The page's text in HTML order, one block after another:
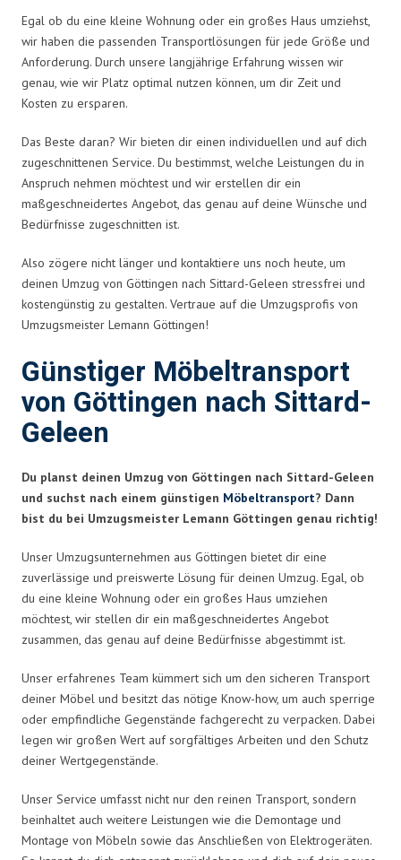
Egal ob du eine kleine Wohnung oder ein großes Haus umziehst,
wir haben die passenden Transportlösungen für jede Größe und
Anforderung. Durch unsere langjährige Erfahrung wissen wir
genau, wie wir Platz optimal nutzen können, um dir Zeit und
Kosten zu ersparen.
Das Beste daran? Wir bieten dir einen individuellen und auf dich
zugeschnittenen Service. Du bestimmst, welche Leistungen du in
Anspruch nehmen möchtest und wir erstellen dir ein
maßgeschneidertes Angebot, das genau auf deine Wünsche und
Bedürfnisse zugeschnitten ist.
Also zögere nicht länger und kontaktiere uns noch heute, um
deinen Umzug von Göttingen nach Sittard-Geleen stressfrei und
kostengünstig zu gestalten. Vertraue auf die Umzugsprofis von
Umzugsmeister Lemann Göttingen!
Günstiger Möbeltransport
von Göttingen nach Sittard-
Geleen
Du planst deinen Umzug von Göttingen nach Sittard-Geleen
und suchst nach einem günstigen Möbeltransport? Dann
bist du bei Umzugsmeister Lemann Göttingen genau richtig!
Unser Umzugsunternehmen aus Göttingen bietet dir eine
zuverlässige und preiswerte Lösung für deinen Umzug. Egal, ob
du eine kleine Wohnung oder ein großes Haus umziehen
möchtest, wir stellen dir ein maßgeschneidertes Angebot
zusammen, das genau auf deine Bedürfnisse abgestimmt ist.
Unser erfahrenes Team kümmert sich um den sicheren Transport
deiner Möbel und besitzt das nötige Know-how, um auch sperrige
oder empfindliche Gegenstände fachgerecht zu verpacken. Dabei
legen wir großen Wert auf sorgfältiges Arbeiten und den Schutz
deiner Wertgegenstände.
Unser Service umfasst nicht nur den reinen Transport, sondern
beinhaltet auch weitere Leistungen wie die Demontage und
Montage von Möbeln sowie das Anschließen von Elektrogeräten.